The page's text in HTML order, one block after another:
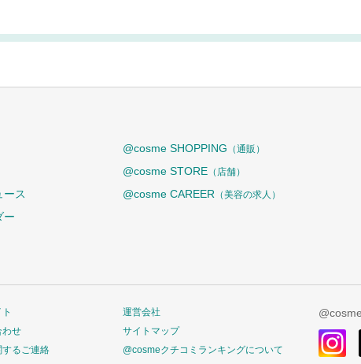
ース
ー
@cosme SHOPPING （通販）
@cosme STORE （店舗）
@cosme CAREER （美容の求人）
わせ
るご連絡
運営会社
サイトマップ
@cosmeクチコミランキングについて